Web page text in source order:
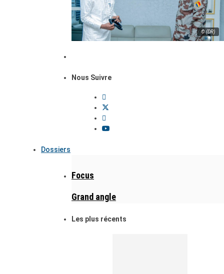
© (DR)
Nous Suivre
Dossiers
Focus
Grand angle
Les plus récents